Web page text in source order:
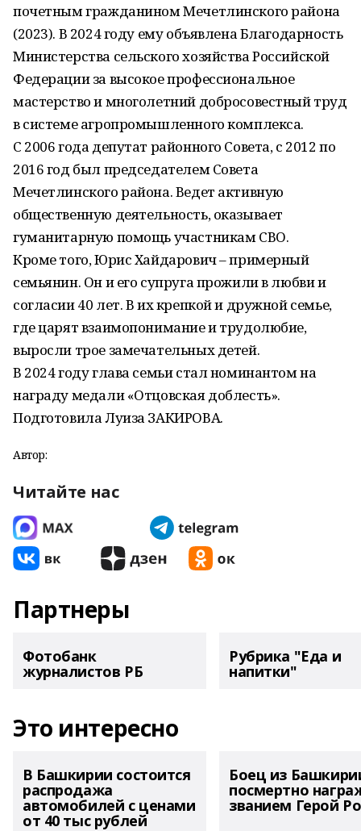
почетным гражданином Мечетлинского района
(2023). В 2024 году ему объявлена Благодарность
Министерства сельского хозяйства Российской
Федерации за высокое профессиональное
мастерство и многолетний добросовестный труд
в системе агропромышленного комплекса.
С 2006 года депутат районного Совета, с 2012 по
2016 год был председателем Совета
Мечетлинского района. Ведет активную
общественную деятельность, оказывает
гуманитарную помощь участникам СВО.
Кроме того, Юрис Хайдарович – примерный
семьянин. Он и его супруга прожили в любви и
согласии 40 лет. В их крепкой и дружной семье,
где царят взаимопонимание и трудолюбие,
выросли трое замечательных детей.
В 2024 году глава семьи стал номинантом на
награду медали «Отцовская доблесть».
Подготовила Луиза ЗАКИРОВА.
Автор:
Читайте нас
Партнеры
Фотобанк
журналистов РБ
Рубрика "Еда и
напитки"
Это интересно
В Башкирии состоится
распродажа
автомобилей с ценами
от 40 тыс рублей
Боец из
посмертно
званием Герой